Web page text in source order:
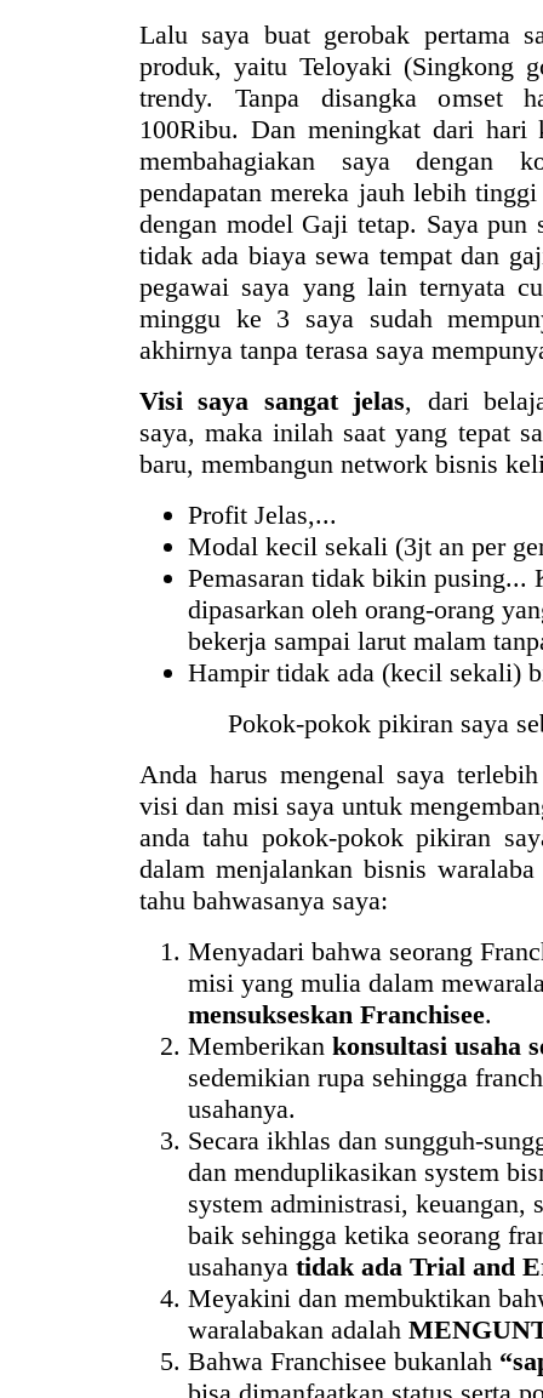
Lalu saya buat gerobak pertama
produk, yaitu Teloyaki (Singkong
trendy. Tanpa disangka omset
100Ribu. Dan meningkat dari hari
membahagiakan saya dengan
pendapatan mereka jauh lebih
dengan model Gaji tetap. Saya pun
tidak ada biaya sewa tempat dan
pegawai saya yang lain ternyata
minggu ke 3 saya sudah
akhirnya tanpa terasa saya
Visi saya sangat jelas, dari
saya, maka inilah saat yang tepat
baru, membangun network bisnis
Profit Jelas,...
Modal kecil sekali (3jt an per
Pemasaran tidak bikin pusing...
dipasarkan oleh orang-orang
bekerja sampai larut malam
Hampir tidak ada (kecil sekali)
Pokok-pokok pikiran saya
Anda harus mengenal saya
visi dan misi saya untuk
anda tahu pokok-pokok pikiran
dalam menjalankan bisnis
tahu bahwasanya saya:
Menyadari bahwa seorang
misi yang mulia dalam
mensukseskan Franchisee.
Memberikan konsultasi usaha
sedemikian rupa sehingga
usahanya.
Secara ikhlas dan sungguh-
dan menduplikasikan system
system administrasi, keuangan,
baik sehingga ketika seorang
usahanya tidak ada Trial and
Meyakini dan membuktikan
waralabakan adalah
Bahwa Franchisee bukanlah